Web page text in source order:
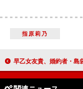
指原莉乃
早乙女友貴、婚約者・島袋寛子は「料理がおいしい」 ヒロミ＆伊代の長男、小園凌央「変なスキ